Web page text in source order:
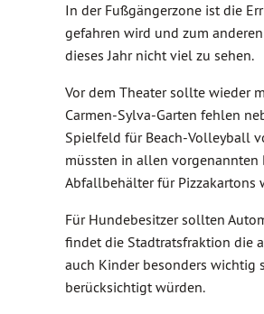
In der Fußgängerzone ist die
gefahren wird und zum
dieses Jahr nicht viel zu sehen.
Vor dem Theater sollte wieder
Carmen-Sylva-Garten fehlen
Spielfeld für Beach-Volleyball
müssten in allen vorgenannten
Abfallbehälter für Pizzakartons
Für Hundebesitzer sollten
findet die Stadtratsfraktion die
auch Kinder besonders wichtig
berücksichtigt würden.